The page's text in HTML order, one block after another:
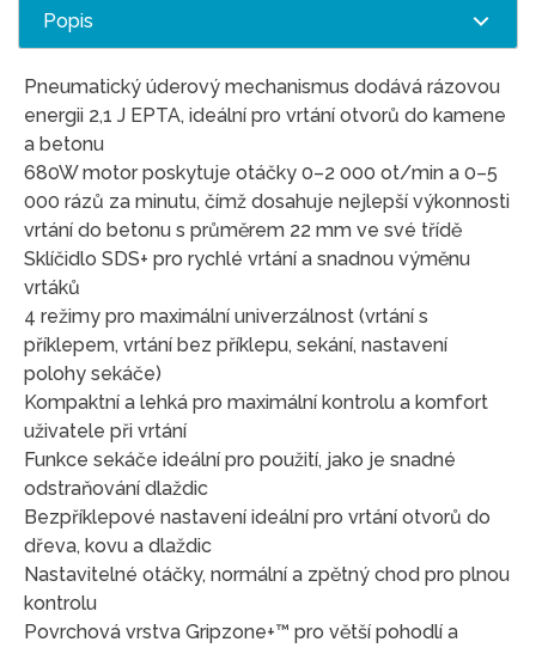
Popis
Pneumatický úderový mechanismus dodává rázovou
energii 2,1 J EPTA, ideální pro vrtání otvorů do kamene
a betonu
680W motor poskytuje otáčky 0–2 000 ot/min a 0–5
000 rázů za minutu, čímž dosahuje nejlepší výkonnosti
vrtání do betonu s průměrem 22 mm ve své třídě
Sklíčidlo SDS+ pro rychlé vrtání a snadnou výměnu
vrtáků
4 režimy pro maximální univerzálnost (vrtání s
příklepem, vrtání bez příklepu, sekání, nastavení
polohy sekáče)
Kompaktní a lehká pro maximální kontrolu a komfort
uživatele při vrtání
Funkce sekáče ideální pro použití, jako je snadné
odstraňování dlaždic
Bezpříklepové nastavení ideální pro vrtání otvorů do
dřeva, kovu a dlaždic
Nastavitelné otáčky, normální a zpětný chod pro plnou
kontrolu
Povrchová vrstva Gripzone+™ pro větší pohodlí a